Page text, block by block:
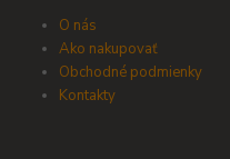
O nás
Ako nakupovať
Obchodné podmienky
Kontakty